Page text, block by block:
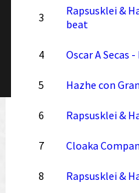
3
Rapsusklei &
beat
4 Oscar A Secas
5 Hazhe con
6 Rapsusklei &
7 Cloaka
8 Rapsusklei &